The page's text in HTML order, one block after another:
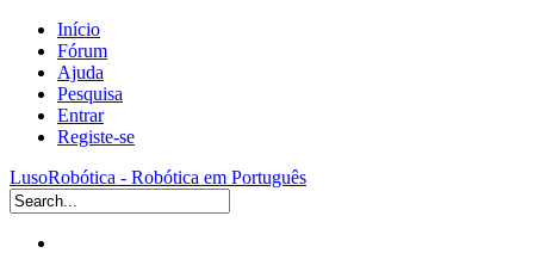
Início
Fórum
Ajuda
Pesquisa
Entrar
Registe-se
LusoRobótica - Robótica em Português